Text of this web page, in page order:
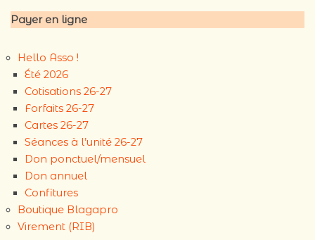
Payer en ligne
Hello Asso !
Été 2026
Cotisations 26-27
Forfaits 26-27
Cartes 26-27
Séances à l’unité 26-27
Don ponctuel/mensuel
Don annuel
Confitures
Boutique Blagapro
Virement (RIB)